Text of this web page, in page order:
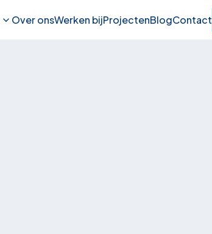
Over onsWerken bijProjectenBlogContact